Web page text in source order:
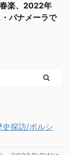
楽、2022年
パナメーラで
探訪/ポルシ